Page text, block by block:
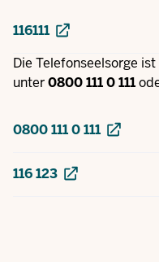
116111
Die Telefonseelsorge
unter0800 111 0 111
0800 111 0 111
116 123